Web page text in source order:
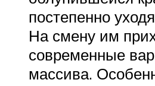
постепенно
На смену им
современные
массива.